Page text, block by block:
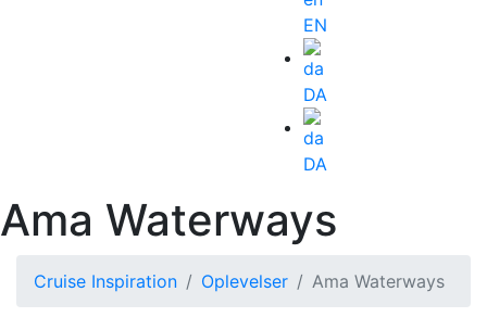
EN
DA
DA
Ama Waterways
Cruise Inspiration Oplevelser Ama Waterways